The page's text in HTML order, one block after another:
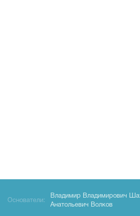
Основатели:
Владимир Владимирович
Анатольевич Волков